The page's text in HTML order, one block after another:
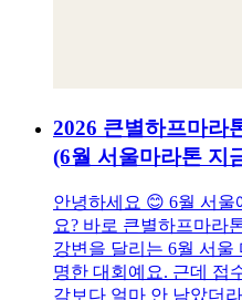
2026 큰별하프마라
(6월 서울마라톤 지
안녕하세요 😊 6월 서
요? 바로 큰별하프마라
강변을 달리는 6월 서
명한 대회예요. 근데 접
각보다 얼마 안 남았더